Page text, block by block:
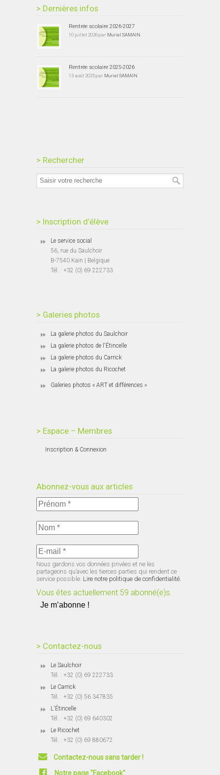
> Dernières infos
Rentrée scolaire 2026-2027
10 juillet 2026 par Muriel SAMAIN
Rentrée scolaire 2025-2026
13 août 2025 par Muriel SAMAIN
> Rechercher
> Inscription d’élève
Le service social
56, rue du Saulchoir
B-7540 Kain | Belgique
Tél. : +32 (0) 69 222733
> Galeries photos
La galerie photos du Saulchoir
La galerie photos de l'Étincelle
La galerie photos du Carrick
La galerie photos du Ricochet
Galeries photos « ART et différences »
> Espace – Membres
Inscription & Connexion
Abonnez-vous aux articles
Nous gardons vos données privées et ne les
partageons qu’avec les tierces parties qui rendent ce
service possible. Lire notre politique de confidentialité.
Vous êtes actuellement 59 abonné(e)s.
> Contactez-nous
Le Saulchoir
Tél. : +32 (0) 69 222733
Le Carrick
Tél. : +32 (0) 56 347835
L'Étincelle
Tél. : +32 (0) 69 640302
Le Ricochet
Tél. : +32 (0) 69 880672
Contactez-nous sans tarder !
Notre page "Facebook"